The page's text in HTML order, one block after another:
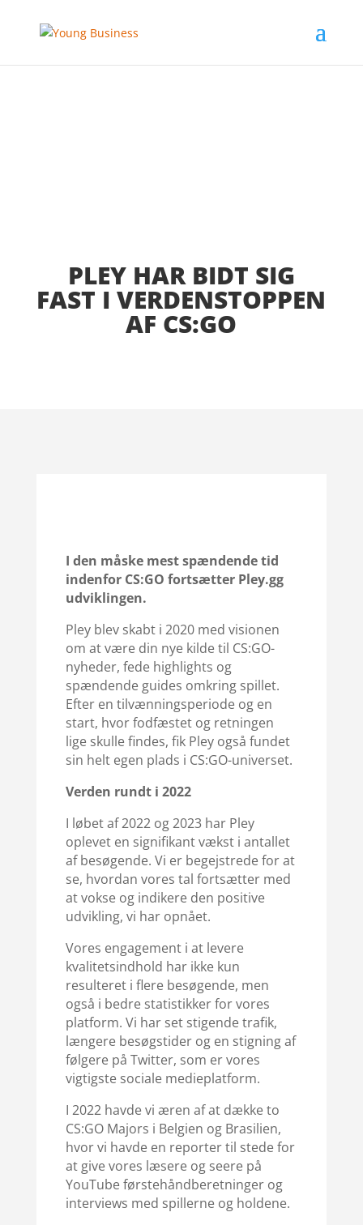
PLEY HAR BIDT SIG
FAST I VERDENSTOPPEN
AF CS:GO
I den måske mest spændende tid
indenfor CS:GO fortsætter Pley.gg
udviklingen.
Pley blev skabt i 2020 med visionen
om at være din nye kilde til CS:GO-
nyheder, fede highlights og
spændende guides omkring spillet.
Efter en tilvænningsperiode og en
start, hvor fodfæstet og retningen
lige skulle findes, fik Pley også fundet
sin helt egen plads i CS:GO-universet.
Verden rundt i 2022
I løbet af 2022 og 2023 har Pley
oplevet en signifikant vækst i antallet
af besøgende. Vi er begejstrede for at
se, hvordan vores tal fortsætter med
at vokse og indikere den positive
udvikling, vi har opnået.
Vores engagement i at levere
kvalitetsindhold har ikke kun
resulteret i flere besøgende, men
også i bedre statistikker for vores
platform. Vi har set stigende trafik,
længere besøgstider og en stigning af
følgere på Twitter, som er vores
vigtigste sociale medieplatform.
I 2022 havde vi æren af at dække to
CS:GO Majors i Belgien og Brasilien,
hvor vi havde en reporter til stede for
at give vores læsere og seere på
YouTube førstehåndberetninger og
interviews med spillerne og holdene.